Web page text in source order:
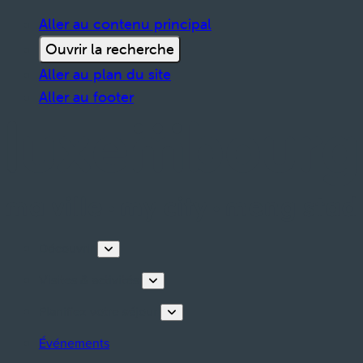
Aller au contenu principal
Ouvrir la recherche
Aller au plan du site
Aller au footer
Événements